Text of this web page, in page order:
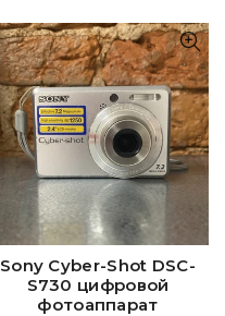
Sony Cyber-Shot DSC-
S730 цифровой
фотоаппарат